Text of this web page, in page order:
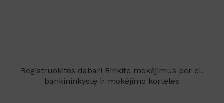
Registruokitės dabar! Rinkite mokėjimus per el.
bankininkystę ir mokėjimo korteles